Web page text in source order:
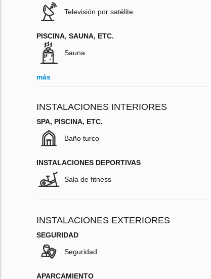
Televisión por satélite
PISCINA, SAUNA, ETC.
Sauna
más
INSTALACIONES INTERIORES
SPA, PISCINA, ETC.
Baño turco
INSTALACIONES DEPORTIVAS
Sala de fitness
INSTALACIONES EXTERIORES
SEGURIDAD
Seguridad
APARCAMIENTO